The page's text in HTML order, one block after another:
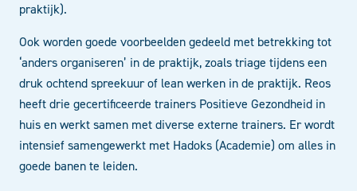
praktijk).
Ook worden goede voorbeelden gedeeld met betrekking tot
‘anders organiseren’ in de praktijk, zoals triage tijdens een
druk ochtend spreekuur of lean werken in de praktijk. Reos
heeft drie gecertificeerde trainers Positieve Gezondheid in
huis en werkt samen met diverse externe trainers. Er wordt
intensief samengewerkt met Hadoks (Academie) om alles in
goede banen te leiden.